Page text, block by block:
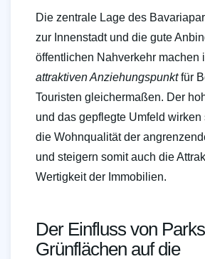
Die zentrale Lage des
zur Innenstadt und die gute
öffentlichen Nahverkehr machen
attraktiven Anziehungspunktfür
Touristen gleichermaßen. Der
und das gepflegte Umfeld
die Wohnqualität der
und steigern somit auch die
Wertigkeit der Immobilien.
Der Einfluss von
Grünflächen auf die